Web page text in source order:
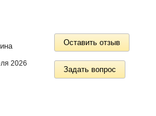
2026
Оставить отзыв
Задать вопрос